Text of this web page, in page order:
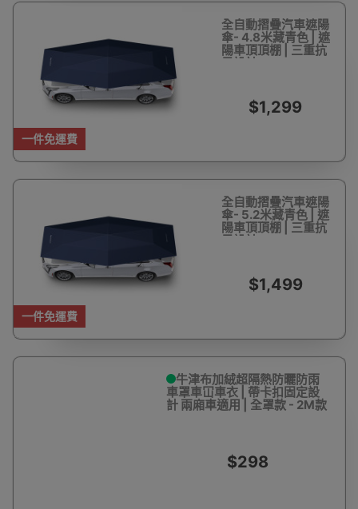
一件免運費
全自動摺疊汽車遮陽
傘- 4.8米藏青色 | 遮
陽車頂頂棚 | 三重抗
風設計
$1,299
一件免運費
全自動摺疊汽車遮陽
傘- 5.2米藏青色 | 遮
陽車頂頂棚 | 三重抗
風設計
$1,499
牛津布加絨超隔熱防曬防雨
車罩車冚車衣 | 帶卡扣固定設
計 兩廂車適用 | 全罩款 - 2M款
$298